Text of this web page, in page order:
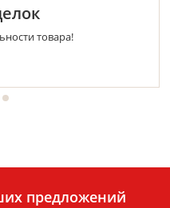
товара!
предложений